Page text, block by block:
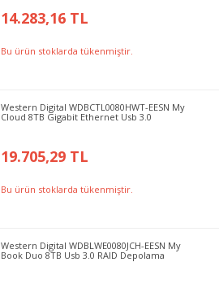
14.283,16 TL
Bu ürün stoklarda tükenmiştir.
Western Digital WDBCTL0080HWT-EESN My
Cloud 8TB Gigabit Ethernet Usb 3.0
19.705,29 TL
Bu ürün stoklarda tükenmiştir.
Western Digital WDBLWE0080JCH-EESN My
Book Duo 8TB Usb 3.0 RAID Depolama